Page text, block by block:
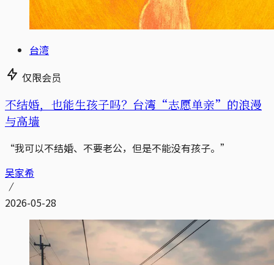
台湾
仅限会员
不结婚，也能生孩子吗？台湾“志愿单亲”的浪漫
与高墙
“我可以不结婚、不要老公，但是不能没有孩子。”
吴家希
2026-05-28